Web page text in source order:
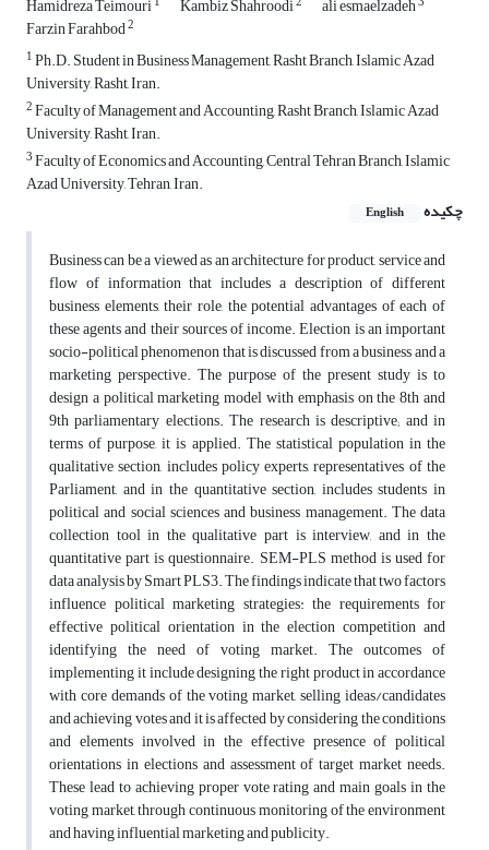
Hamidreza Teimouri Kambiz Shahroodi ali esmaelzadeh
Farzin Farahbod2
1Ph.D. Student in Business Management, Rasht Branch, Islamic Azad
University, Rasht, Iran.
2Faculty of Management and Accounting, Rasht Branch, Islamic Azad
University, Rasht, Iran.
3Faculty of Economics and Accounting, Central Tehran Branch, Islamic
Azad University, Tehran, Iran.
چکیده
English
Business can be a viewed as an architecture for product, service and
flow of information that includes a description of different
business elements, their role, the potential advantages of each of
these agents and their sources of income. Election is an important
socio-political phenomenon that is discussed from a business and a
marketing perspective. The purpose of the present study is to
design a political marketing model with emphasis on the 8th and
9th parliamentary elections. The research is descriptive; and in
terms of purpose, it is applied. The statistical population in the
qualitative section, includes policy experts, representatives of the
Parliament, and in the quantitative section, includes students in
political and social sciences and business management. The data
collection tool in the qualitative part is interview, and in the
quantitative part is questionnaire. SEM-PLS method is used for
data analysis by Smart PLS3. The findings indicate that two factors
influence political marketing strategies: the requirements for
effective political orientation in the election competition and
identifying the need of voting market. The outcomes of
implementing it include designing the right product in accordance
with core demands of the voting market, selling ideas/candidates
and achieving votes and it is affected by considering the conditions
and elements involved in the effective presence of political
orientations in elections and assessment of target market needs.
These lead to achieving proper vote rating and main goals in the
voting market, through continuous monitoring of the environment
and having influential marketing and publicity.